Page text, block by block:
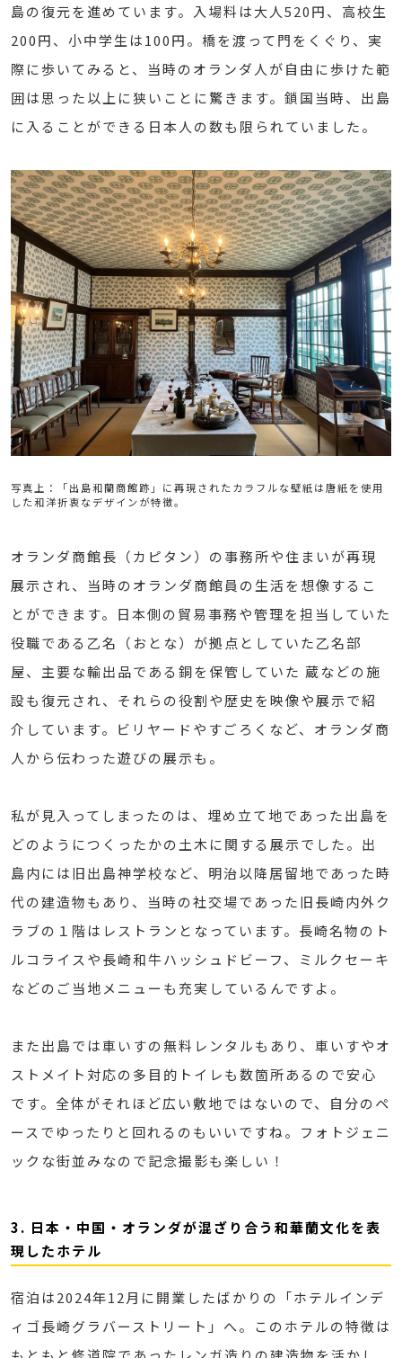
島の復元を進めています。入場料は大人520円、高校生
200円、小中学生は100円。橋を渡って門をくぐり、実
際に歩いてみると、当時のオランダ人が自由に歩けた範
囲は思った以上に狭いことに驚きます。鎖国当時、出島
に入ることができる日本人の数も限られていました。
写真上：「出島和蘭商館跡」に再現されたカラフルな壁紙は唐紙を使用
した和洋折衷なデザインが特徴。
オランダ商館長（カピタン）の事務所や住まいが再現
展示され、当時のオランダ商館員の生活を想像するこ
とができます。日本側の貿易事務や管理を担当していた
役職である乙名（おとな）が拠点としていた乙名部
屋、主要な輸出品である銅を保管していた 蔵などの施
設も復元され、それらの役割や歴史を映像や展示で紹
介しています。ビリヤードやすごろくなど、オランダ商
人から伝わった遊びの展示も。
私が見入ってしまったのは、埋め立て地であった出島を
どのようにつくったかの土木に関する展示でした。出
島内には旧出島神学校など、明治以降居留地であった時
代の建造物もあり、当時の社交場であった旧長崎内外ク
ラブの１階はレストランとなっています。長崎名物のト
ルコライスや長崎和牛ハッシュドビーフ、ミルクセーキ
などのご当地メニューも充実しているんですよ。
また出島では車いすの無料レンタルもあり、車いすやオ
ストメイト対応の多目的トイレも数箇所あるので安心
です。全体がそれほど広い敷地ではないので、自分のペ
ースでゆったりと回れるのもいいですね。フォトジェニ
ックな街並みなので記念撮影も楽しい！
3. 日本・中国・オランダが混ざり合う和華蘭文化を表
現したホテル
宿泊は2024年12月に開業したばかりの「ホテルインデ
ィゴ長崎グラバーストリート」へ。このホテルの特徴は